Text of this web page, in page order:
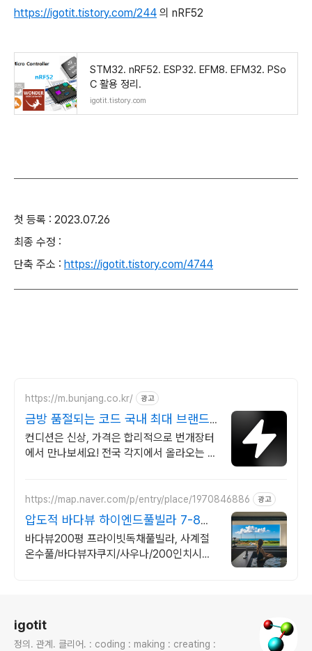
https://igotit.tistory.com/244 의 nRF52
STM32. nRF52. ESP32. EFM8. EFM32. PSo
C 활용 정리.
igotit.tistory.com
첫 등록 : 2023.07.26
최종 수정 :
단축 주소 : https://igotit.tistory.com/4744
https://m.bunjang.co.kr/ 광고
금방 품절되는 코드 국내 최대 브랜드
중고거래
컨디션은 신상, 가격은 합리적으로 번개장터
에서 만나보세요! 전국 각지에서 올라오는 전
https://map.naver.com/p/entry/place/1970846886 광고
압도적 바다뷰 하이엔드풀빌라 7-8월
한정 수영장 포함
바다뷰200평 프라이빗독채풀빌라, 사계절
온수풀/바다뷰자쿠지/사우나/200인치시네
igotit
정의. 관계. 클리어. : coding : making : creating :